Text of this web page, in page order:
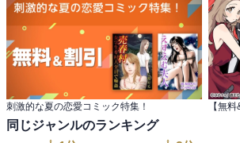
刺激的な夏の恋愛コミック特集！
同じジャンルのランキング